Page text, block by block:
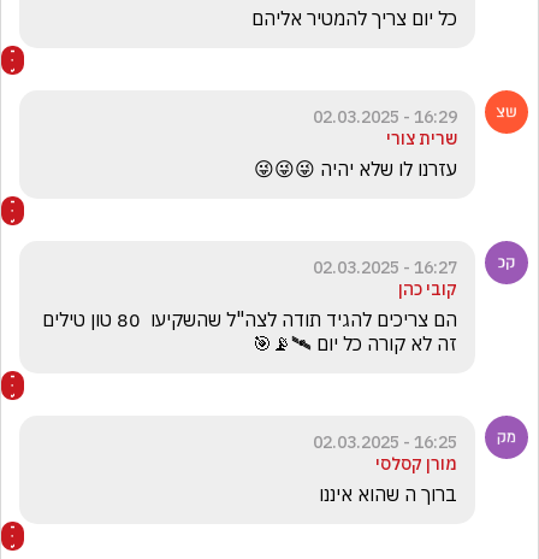
כל יום צריך להמטיר אליהם
16:29 - 02.03.2025
שרית צורי
עזרנו לו שלא יהיה 😜😜😜
16:27 - 02.03.2025
קובי כהן
זה לא קורה כל יום 🛰️📡🎯
16:25 - 02.03.2025
מורן קסלסי
ברוך ה שהוא איננו